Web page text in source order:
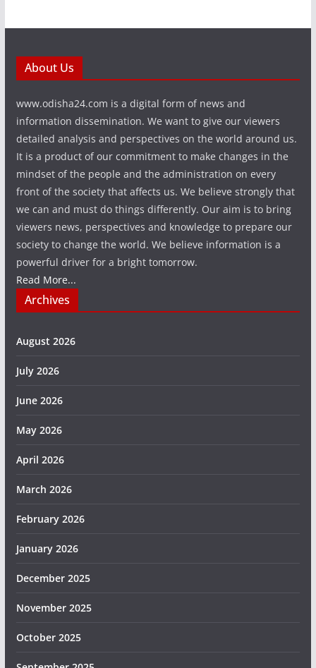
About Us
www.odisha24.com is a digital form of news and
information dissemination. We want to give our viewers
detailed analysis and perspectives on the world around us.
It is a product of our commitment to make changes in the
mindset of the people and the administration on every
front of the society that affects us. We believe strongly that
we can and must do things differently. Our aim is to bring
viewers news, perspectives and knowledge to prepare our
society to change the world. We believe information is a
powerful driver for a bright tomorrow.
Read More...
Archives
August 2026
July 2026
June 2026
May 2026
April 2026
March 2026
February 2026
January 2026
December 2025
November 2025
October 2025